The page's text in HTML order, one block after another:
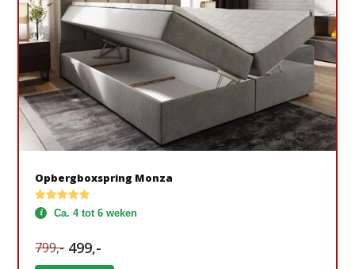
Opbergboxspring Monza
Ca. 4 tot 6 weken
799,- 499,-